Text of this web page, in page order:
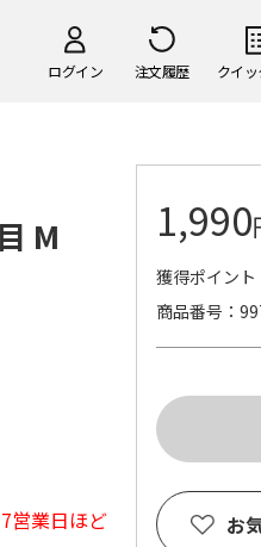
ログイン 注文履歴 クイ
M
営業日ほど
1,990
獲得ポイン
商品番号
お